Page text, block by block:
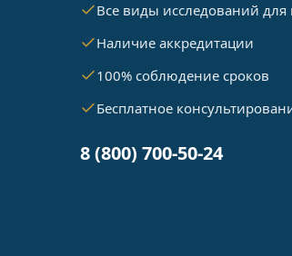
Все виды исследований
Наличие аккредитации
100% соблюдение сроков
Бесплатное
8 (800) 700-50-24